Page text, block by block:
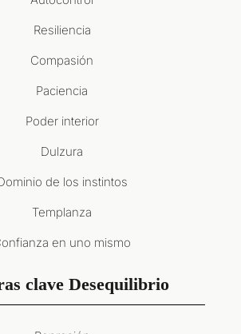
Resiliencia
Compasión
Paciencia
Poder interior
Dulzura
de los instintos
Templanza
en uno mismo
clave Desequilibrio